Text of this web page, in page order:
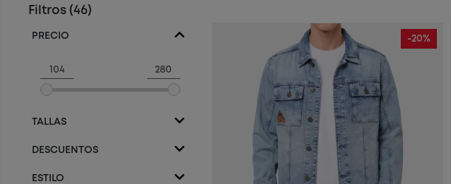
Filtros (46)
PRECIO
TALLAS
DESCUENTOS
ESTILO
-20%